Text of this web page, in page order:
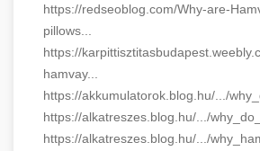
https://redseoblog.com/Why-are-
pillows...
https://
hamvay...
https://akkumulatorok.blog.hu/.../
https://alkatreszes.blog.hu/.../
https://alkatreszes.blog.hu/.../